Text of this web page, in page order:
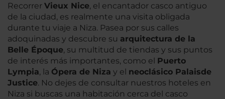
Recorrer Vieux Nice, el encantador casco antiguo
de la ciudad, es realmente una visita obligada
durante tu viaje a Niza. Pasea por sus calles
adoquinadas y descubre su arquitectura de la
Belle Époque, su multitud de tiendas y sus puntos
de interés más importantes, como el Puerto
Lympia, la Ópera de Niza y el neoclásico Palaisde
Justice. No dejes de consultar nuestros hoteles en
Niza si buscas una habitación cerca del casco